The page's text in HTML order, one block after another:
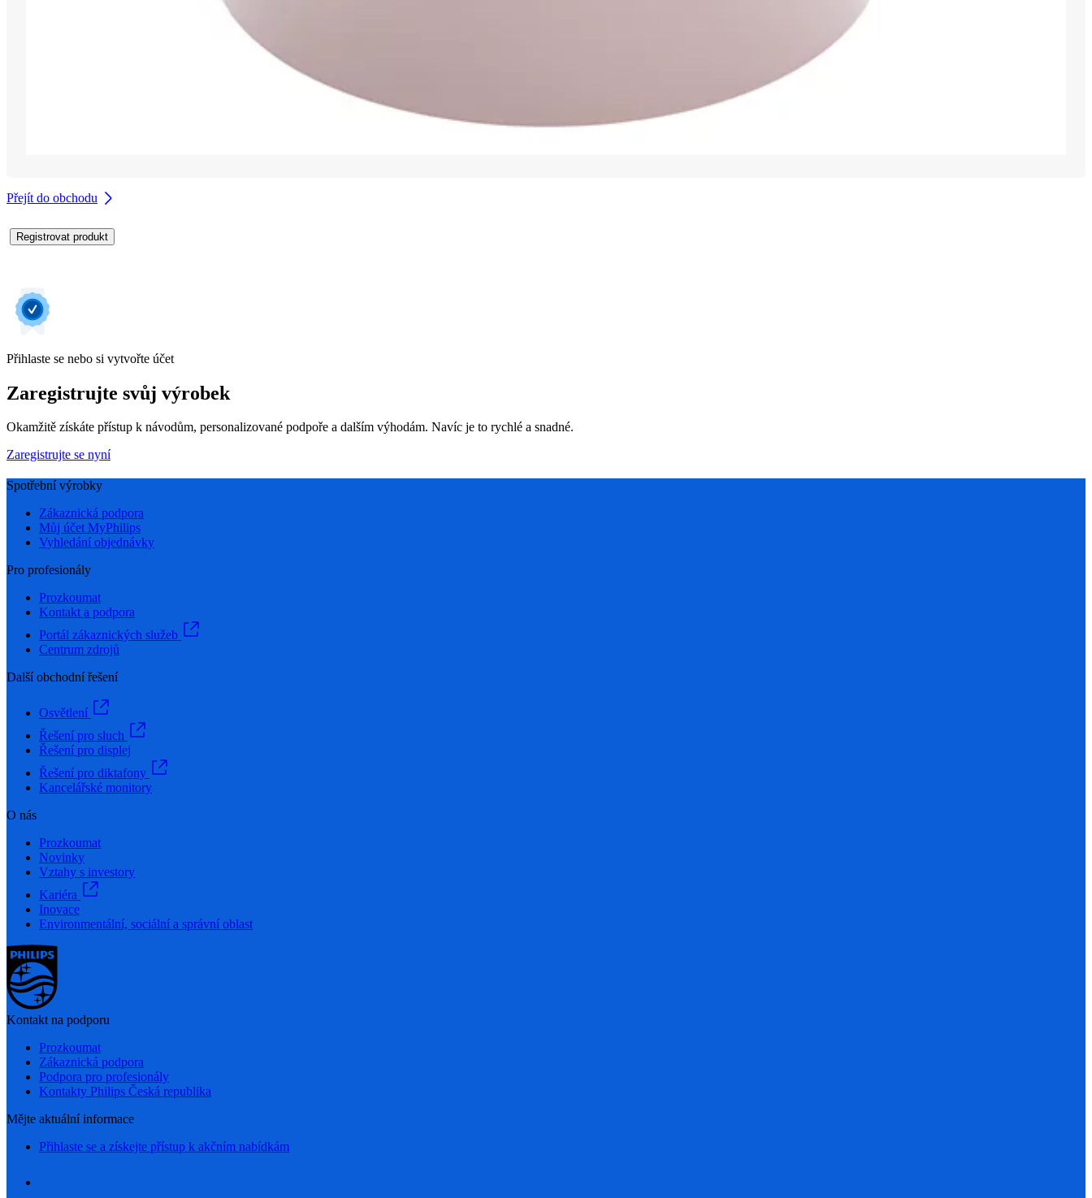
Přejít do obchodu
Registrovat produkt
Přihlaste se nebo si vytvořte účet
Zaregistrujte svůj výrobek
Okamžitě získáte přístup k návodům, personalizované podpoře a dalším výhodám. Navíc je to rychlé a snadné.
Zaregistrujte se nyní
Spotřební výrobky
Zákaznická podpora
Můj účet MyPhilips
Vyhledání objednávky
Pro profesionály
Prozkoumat
Kontakt a podpora
Portál zákaznických služeb
Centrum zdrojů
Další obchodní řešení
Osvětlení
Řešení pro sluch
Řešení pro displej
Řešení pro diktafony
Kancelářské monitory
O nás
Prozkoumat
Novinky
Vztahy s investory
Kariéra
Inovace
Environmentální, sociální a správní oblast
Kontakt na podporu
Prozkoumat
Zákaznická podpora
Podpora pro profesionály
Kontakty Philips Česká republika
Mějte aktuální informace
Přihlaste se a získejte přístup k akčním nabídkám